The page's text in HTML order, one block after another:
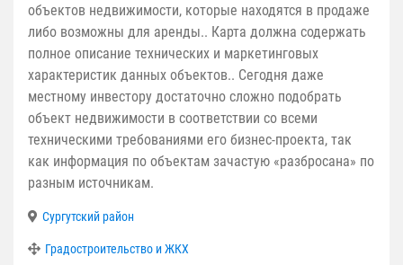
объектов недвижимости, которые находятся в продаже
либо возможны для аренды.. Карта должна содержать
полное описание технических и маркетинговых
характеристик данных объектов.. Сегодня даже
местному инвестору достаточно сложно подобрать
объект недвижимости в соответствии со всеми
техническими требованиями его бизнес-проекта, так
как информация по объектам зачастую «разбросана» по
разным источникам.
Сургутский район
Градостроительство и ЖКХ